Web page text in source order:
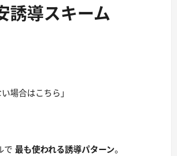
誘導スキーム
場合はこちら」
で 最も使われる誘導パターン。